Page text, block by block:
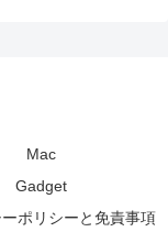
Mac
Gadget
ポリシーと免責事項